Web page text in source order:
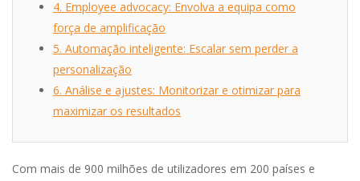
4. Employee advocacy: Envolva a equipa como
força de amplificação
5. Automação inteligente: Escalar sem perder a
personalização
6. Análise e ajustes: Monitorizar e otimizar para
maximizar os resultados
Com mais de 900 milhões de utilizadores em 200 países e